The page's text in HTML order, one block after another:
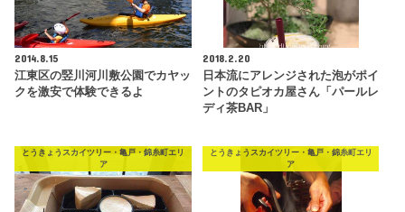
2014.8.15
江東区の竪川河川敷公園でカヤッ
クを激安で体験できるよ
2018.2.20
日本流にアレンジされた泡がポイ
ントのタピオカ屋さん「パールレ
ディ茶BAR」
とうきょうスカイツリー・亀戸・錦糸町エリ
ア
とうきょうスカイツリー・亀戸・錦糸町エリ
ア